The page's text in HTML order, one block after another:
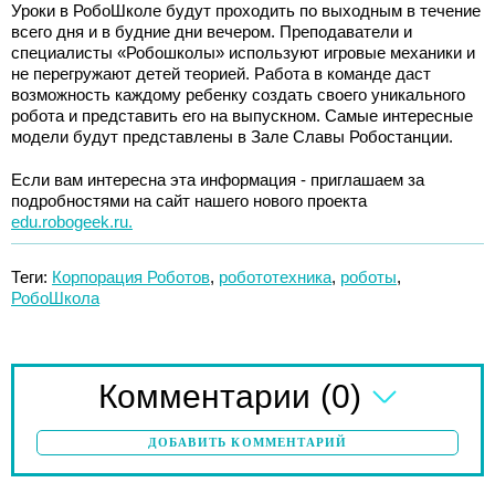
Уроки в РобоШколе будут проходить по выходным в течение
всего дня и в будние дни вечером. Преподаватели и
специалисты «Робошколы» используют игровые механики и
не перегружают детей теорией. Работа в команде даст
возможность каждому ребенку создать своего уникального
робота и представить его на выпускном. Самые интересные
модели будут представлены в Зале Славы Робостанции.
Если вам интересна эта информация - приглашаем за
подробностями на сайт нашего нового проекта
edu.robogeek.ru.
Теги: Корпорация Роботов, робототехника, роботы,
РобоШкола
Комментарии (0)
ДОБАВИТЬ КОММЕНТАРИЙ